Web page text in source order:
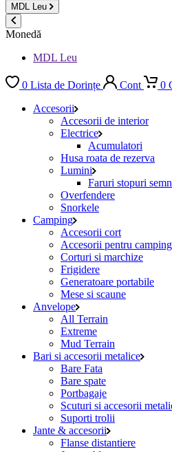
MDL Leu
Monedă
MDL Leu
0 Lista de Dorințe Cont 0
Accesorii
Accesorii de interior
Electrice
Acumulatori
Husa roata de rezerva
Lumini
Faruri stopuri
Overfendere
Snorkele
Camping
Accesorii cort
Accesorii pentru
Corturi si marchize
Frigidere
Generatoare portabile
Mese si scaune
Anvelope
All Terrain
Extreme
Mud Terrain
Bari si accesorii metalice
Bare Fata
Bare spate
Portbagaje
Scuturi si accesorii
Suporti trolii
Jante & accesorii
Flanse distantiere